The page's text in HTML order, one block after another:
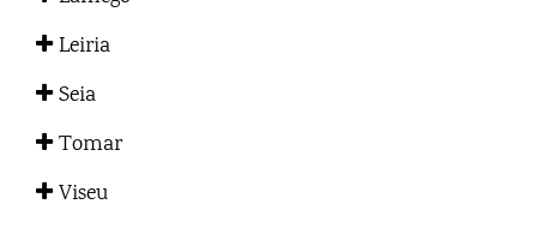
Leiria
Seia
Tomar
Viseu